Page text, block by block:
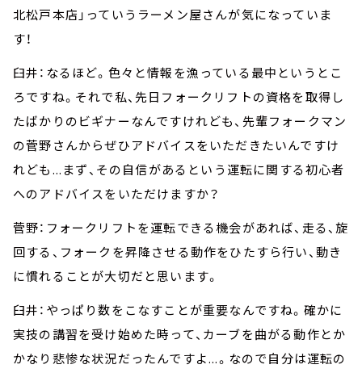
北松戸本店」っていうラーメン屋さんが気になっていま
す！
臼井：なるほど。色々と情報を漁っている最中というとこ
ろですね。それで私、先日フォークリフトの資格を取得し
たばかりのビギナーなんですけれども、先輩フォークマン
の菅野さんからぜひアドバイスをいただきたいんですけ
れども...まず、その自信があるという運転に関する初心者
へのアドバイスをいただけますか？
菅野：フォークリフトを運転できる機会があれば、走る、旋
回する、フォークを昇降させる動作をひたすら行い、動き
に慣れることが大切だと思います。
臼井：やっぱり数をこなすことが重要なんですね。確かに
実技の講習を受け始めた時って、カーブを曲がる動作とか
かなり悲惨な状況だったんですよ...。なので自分は運転の